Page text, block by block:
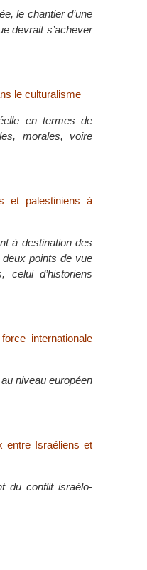
le chantier d’une
devrait s’achever
le culturalisme
en termes de
morales, voire
et palestiniens à
à destination des
points de vue
celui d’historiens
internationale
niveau européen
entre Israéliens et
du conflit israélo-